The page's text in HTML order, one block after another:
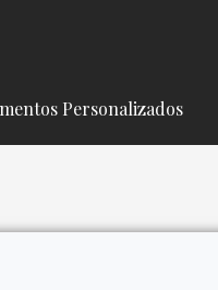
Personalizados